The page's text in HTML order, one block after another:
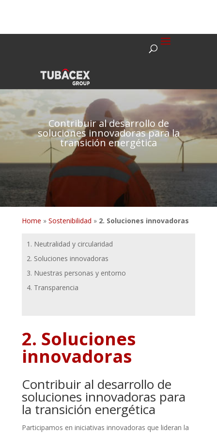
Contribuir al desarrollo de
soluciones innovadoras para la
transición energética
Home » Sostenibilidad » 2. Soluciones innovadoras
1. Neutralidad y circularidad
2. Soluciones innovadoras
3. Nuestras personas y entorno
4. Transparencia
2. Soluciones
innovadoras
Contribuir al desarrollo de
soluciones innovadoras para
la transición energética
Participamos en iniciativas innovadoras que lideran la